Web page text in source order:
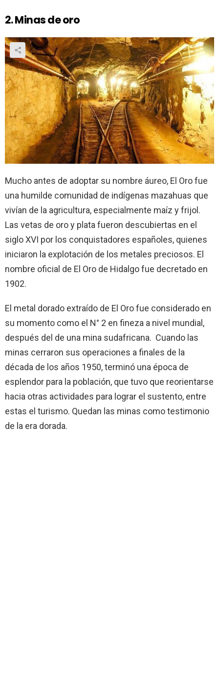
2. Minas de oro
Mucho antes de adoptar su nombre áureo, El Oro fue
una humilde comunidad de indígenas mazahuas que
vivían de la agricultura, especialmente maíz y frijol.
Las vetas de oro y plata fueron descubiertas en el
siglo XVI por los conquistadores españoles, quienes
iniciaron la explotación de los metales preciosos. El
nombre oficial de El Oro de Hidalgo fue decretado en
1902.
El metal dorado extraído de El Oro fue considerado en
su momento como el N° 2 en fineza a nivel mundial,
después del de una mina sudafricana. Cuando las
minas cerraron sus operaciones a finales de la
década de los años 1950, terminó una época de
esplendor para la población, que tuvo que reorientarse
hacia otras actividades para lograr el sustento, entre
estas el turismo. Quedan las minas como testimonio
de la era dorada.